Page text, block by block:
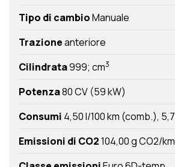
Tipo di cambioManuale
Trazioneanteriore
Cilindrata999; cm3
Potenza80 CV (59 kW)
Consumi 4,50 l/100 km (comb.)
Emissioni di CO2104,00 g CO2/